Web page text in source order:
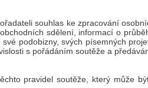
souhlas ke zpracování
sdělení, informací o
podobizny, svých písemných
s pořádáním soutěže a
pravidel soutěže, který může